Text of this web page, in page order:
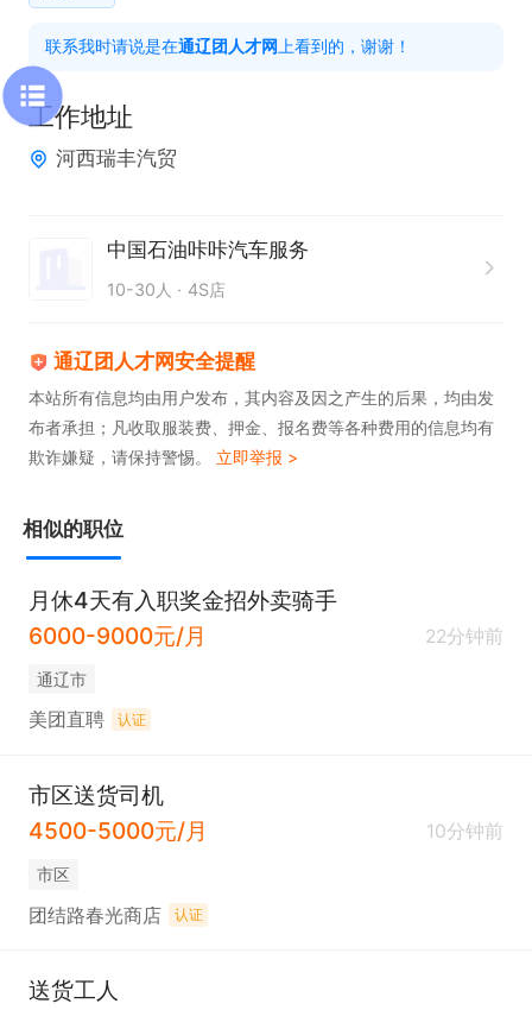
联系我时请说是在通辽团人才网 上看到的，谢谢！
工作地址
河西瑞丰汽贸
中国石油咔咔汽车服务
10-30人 4S店
通辽团人才网安全提醒
本站所有信息均由用户发布，其内容及因之产生的后果，均由发
布者承担；凡收取服装费、押金、报名费等各种费用的信息均有
欺诈嫌疑，请保持警惕。 立即举报 >
相似的职位
月休4天有入职奖金招外卖骑手
6000-9000元/月
22分钟前
通辽市
美团直聘 认证
市区送货司机
4500-5000元/月
10分钟前
市区
团结路春光商店 认证
送货工人